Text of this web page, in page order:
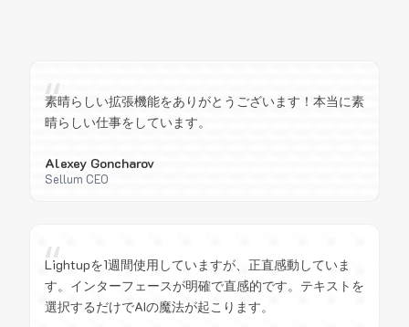
“
素晴らしい拡張機能をありがとうございます！本当に素
晴らしい仕事をしています。
Alexey Goncharov
Sellum CEO
“
Lightupを1週間使用していますが、正直感動していま
す。インターフェースが明確で直感的です。テキストを
選択するだけでAIの魔法が起こります。